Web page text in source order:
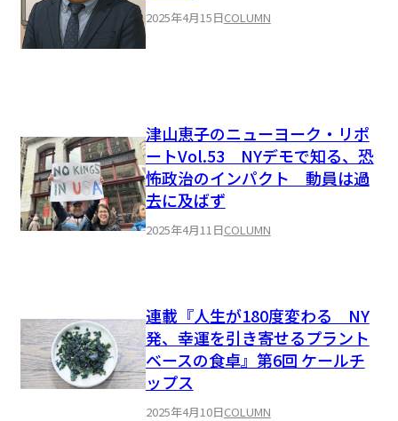
2025年4月15日COLUMN
津山恵子のニューヨーク・リポ
ートVol.53 NYデモで知る、恐
怖政治のインパクト 動員は過
去に及ばず
2025年4月11日COLUMN
連載『人生が180度変わる NY
発、幸運を引き寄せるプラント
ベースの食卓』第6回 ケールチ
ップス
2025年4月10日COLUMN